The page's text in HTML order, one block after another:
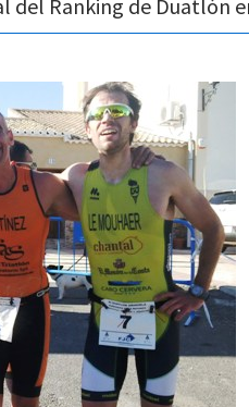
del Ranking de Duatlón